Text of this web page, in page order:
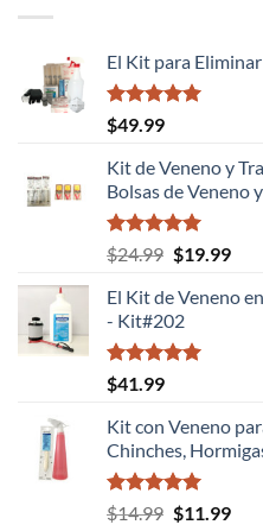
El Kit para
Valorado
con
de 5
$49.99
Kit de Veneno y
Bolsas de Veneno
Valorado
con
de 5
$24.99 El
original
era:
$24.99.
$19.99El
El Kit de Veneno
- Kit#202
Valorado
con
de 5
$41.99
Kit con Veneno
Chinches,
Valorado
$14.99 El
$11.99El